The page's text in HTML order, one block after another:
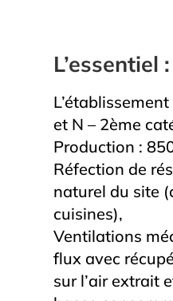
L’essentiel :
et N – 2ème
Production :
Réfection de
naturel du site
cuisines),
Ventilations
flux avec
sur l’air extrait